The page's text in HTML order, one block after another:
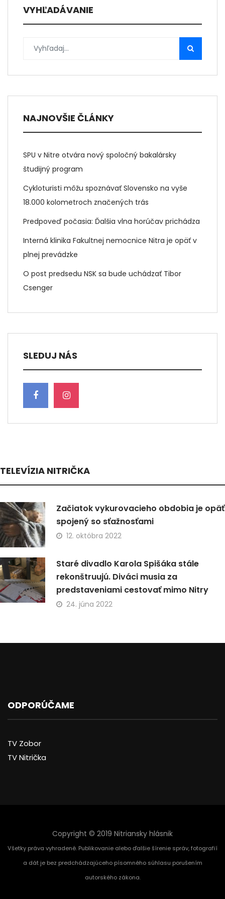
VYHĽADÁVANIE
NAJNOVŠIE ČLÁNKY
SPU v Nitre otvára nový spoločný bakalársky
študijný program
Cykloturisti môžu spoznávať Slovensko na vyše
18.000 kolometroch značených trás
Predpoveď počasia: Ďalšia vlna horúčav prichádza
Interná klinika Fakultnej nemocnice Nitra je opäť v
plnej prevádzke
O post predsedu NSK sa bude uchádzať Tibor
Csenger
SLEDUJ NÁS
TELEVÍZIA NITRIČKA
Začiatok vykurovacieho obdobia je opäť
spojený so sťažnosťami
12. októbra 2022
Staré divadlo Karola Spišáka stále
rekonštruujú. Diváci musia za
predstaveniami cestovať mimo Nitry
24. júna 2022
ODPORÚČAME
TV Zobor
TV Nitrička
Copyright © 2019 Nitriansky hlásnik
Všetky práva vyhradené. Publikovanie alebo ďalšie šírenie správ, fotografií
a dát je bez predchádzajúceho písomného súhlasu porušením
autorského zákona.